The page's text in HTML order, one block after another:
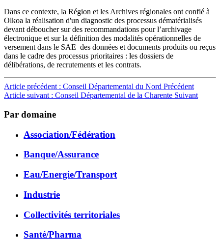
Dans ce contexte, la Région et les Archives régionales ont confié à
Olkoa la réalisation d'un diagnostic des processus dématérialisés
devant déboucher sur des recommandations pour l’archivage
électronique et sur la définition des modalités opérationnelles de
versement dans le SAE des données et documents produits ou reçus
dans le cadre des processus prioritaires : les dossiers de
délibérations, de recrutements et les contrats.
Article précédent : Conseil Départemental du Nord Précédent
Article suivant : Conseil Départemental de la Charente Suivant
Par domaine
Association/Fédération
Banque/Assurance
Eau/Energie/Transport
Industrie
Collectivités territoriales
Santé/Pharma